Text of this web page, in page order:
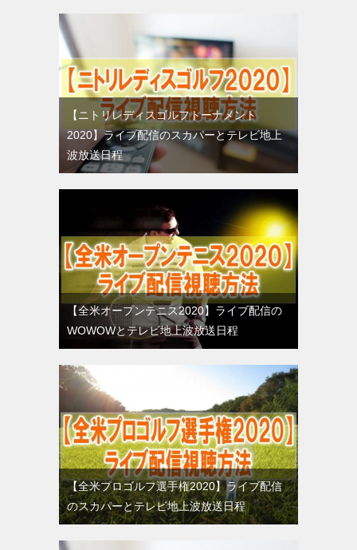
【ニトリレディスゴルフトーナメント
2020】ライブ配信のスカパーとテレビ地上
波放送日程
【全米オープンテニス2020】ライブ配信の
WOWOWとテレビ地上波放送日程
【全米プロゴルフ選手権2020】ライブ配信
のスカパーとテレビ地上波放送日程